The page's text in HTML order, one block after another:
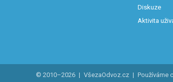
Diskuze
Aktivita
© 2010–2026 | VšezaOdvoz.cz | Používáme